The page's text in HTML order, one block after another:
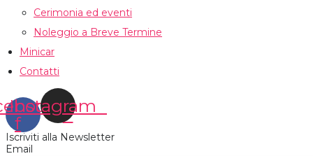
Cerimonia ed eventi
Noleggio a Breve Termine
Minicar
Contatti
f
Instagram
Iscriviti alla Newsletter
Email